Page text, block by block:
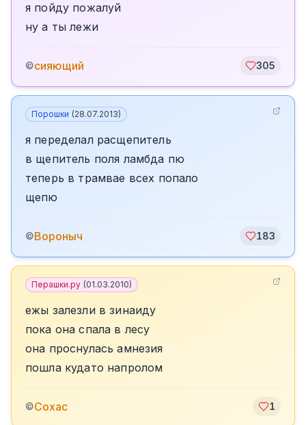
я пойду пожалуй
ну а ты лежи
©сияющий 305
Порошки (28.07.2013)
я переделал расщепитель
в щепитель поля ламбда пю
теперь в трамвае всех попало
щепю
©Вороныч 183
Перашки.ру (01.03.2010)
ежы залезли в зинаиду
пока она спала в лесу
она проснулась амнезия
пошла кудато напролом
©Сохас 1